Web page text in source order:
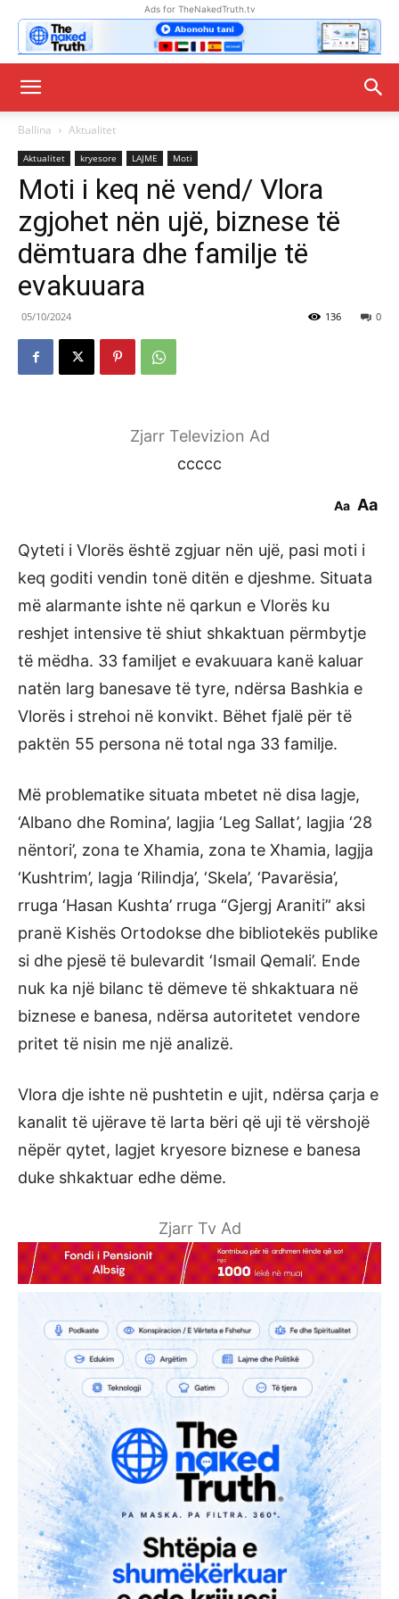
Ads for TheNakedTruth.tv
Ballina Aktualitet
Aktualitet kryesore LAJME Moti
Moti i keq në vend/ Vlora
zgjohet nën ujë, biznese të
dëmtuara dhe familje të
evakuuara
05/10/2024 0
136
Zjarr Televizion Ad
ccccc
Aa Aa
Qyteti i Vlorës është zgjuar nën ujë, pasi moti i
keq goditi vendin tonë ditën e djeshme. Situata
më alarmante ishte në qarkun e Vlorës ku
reshjet intensive të shiut shkaktuan përmbytje
të mëdha. 33 familjet e evakuuara kanë kaluar
natën larg banesave të tyre, ndërsa Bashkia e
Vlorës i strehoi në konvikt. Bëhet fjalë për të
paktën 55 persona në total nga 33 familje.
Më problematike situata mbetet në disa lagje,
‘Albano dhe Romina’, lagjia ‘Leg Sallat’, lagjia ‘28
nëntori’, zona te Xhamia, zona te Xhamia, lagjja
‘Kushtrim’, lagja ‘Rilindja’, ‘Skela’, ‘Pavarësia’,
rruga ‘Hasan Kushta’ rruga “Gjergj Araniti” aksi
pranë Kishës Ortodokse dhe bibliotekës publike
si dhe pjesë të bulevardit ‘Ismail Qemali’. Ende
nuk ka një bilanc të dëmeve të shkaktuara në
biznese e banesa, ndërsa autoritetet vendore
pritet të nisin me një analizë.
Vlora dje ishte në pushtetin e ujit, ndërsa çarja e
kanalit të ujërave të larta bëri që uji të vërshojë
nëpër qytet, lagjet kryesore biznese e banesa
duke shkaktuar edhe dëme.
Zjarr Tv Ad